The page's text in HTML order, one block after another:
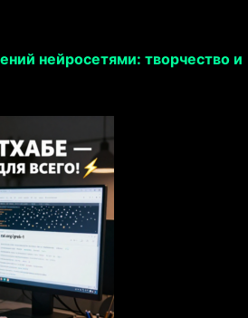
нейросетями: творчество и